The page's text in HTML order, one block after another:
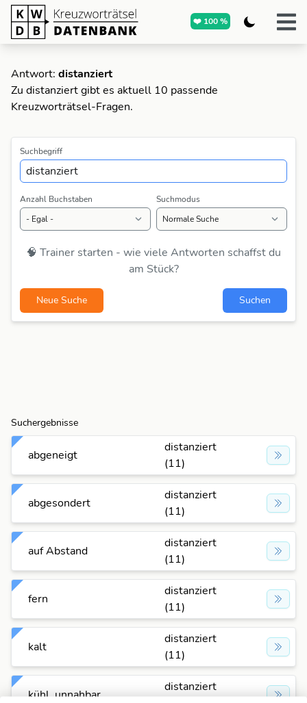
❤️ 100 %
Antwort: distanziert
Zu distanziert gibt es aktuell 10 passende
Kreuzworträtsel-Fragen.
Suchbegriff
Anzahl Buchstaben Suchmodus
🧠 Trainer starten - wie viele Antworten schaffst du
am Stück?
Neue Suche Suchen
Suchergebnisse
abgeneigt
distanziert
(11)
abgesondert
distanziert
(11)
auf Abstand
distanziert
(11)
fern
distanziert
(11)
kalt
distanziert
(11)
kühl, unnahbar
distanziert